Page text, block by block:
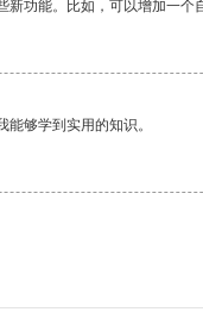
功能。比如，可以增加一
够学到实用的知识。